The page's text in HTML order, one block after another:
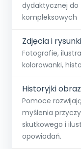
Testuj
dydaktycznej
kompleksowych
Zdjęcia i rysunki
Fotografie,
kolorowanki,
Historyjki
Pomoce
myślenia
skutkowego i
opowiadań.